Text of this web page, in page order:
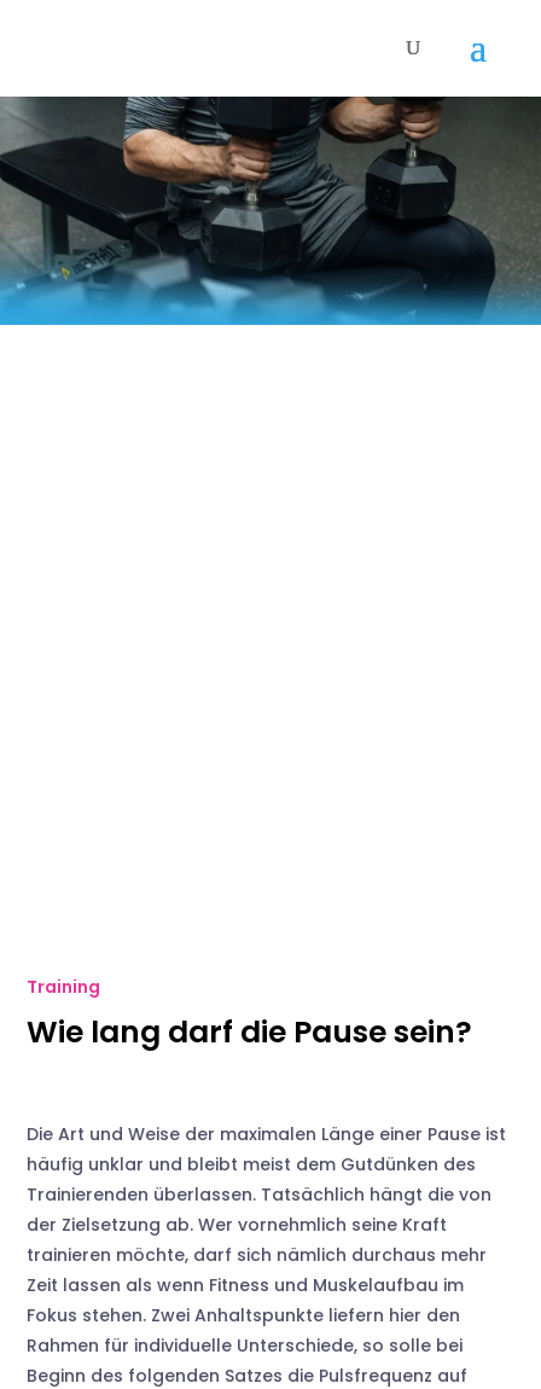
Training
Wie lang darf die Pause sein?
Die Art und Weise der maximalen Länge einer Pause ist
häufig unklar und bleibt meist dem Gutdünken des
Trainierenden überlassen. Tatsächlich hängt die von
der Zielsetzung ab. Wer vornehmlich seine Kraft
trainieren möchte, darf sich nämlich durchaus mehr
Zeit lassen als wenn Fitness und Muskelaufbau im
Fokus stehen. Zwei Anhaltspunkte liefern hier den
Rahmen für individuelle Unterschiede, so solle bei
Beginn des folgenden Satzes die Pulsfrequenz auf